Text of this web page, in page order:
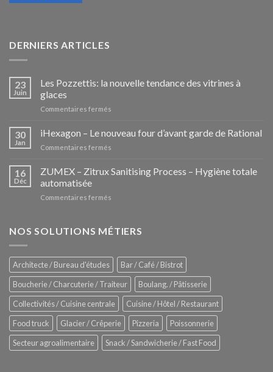
DERNIERS ARTICLES
23
Juin
Les Pozzettis: la nouvelle tendance des vitrines à
glaces
Commentaires fermés
Pozzettis:
la
des
30
Jan
iHexagon – Le nouveau four d’avant garde de Rational
Commentaires fermés
–
Le
de
16
Déc
ZUMEX – Zitrux Sanitising Process – Hygiène totale
automatisée
Commentaires fermés
Zitrux
–
Hygiène
totale
automatisée
NOS SOLUTIONS MÉTIERS
Architecte / Bureau d'études
Bar / Café / Bistrot
Boucherie / Charcuterie / Traiteur
Boulang. / Pâtisserie
Collectivités / Cuisine centrale
Cuisine / Hôtel / Restaurant
Food truck
Glacier / Crêperie Pizzeria
Poissonnerie
Secteur agroalimentaire
Snack / Sandwicherie / Fast Food